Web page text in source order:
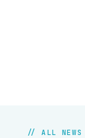
// ALL NEWS